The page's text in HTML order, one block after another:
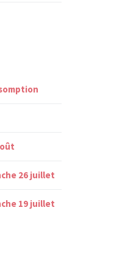
26 juillet
19 juillet